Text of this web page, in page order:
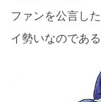
ファンを公言し
イ勢いなのである